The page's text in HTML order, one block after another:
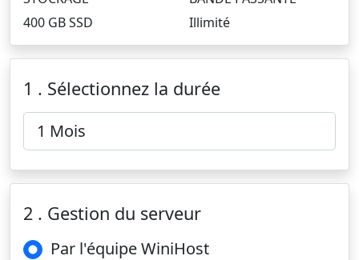
400 GB SSD
Illimité
1 . Sélectionnez la durée
2 . Gestion du serveur
Par l'équipe WiniHost